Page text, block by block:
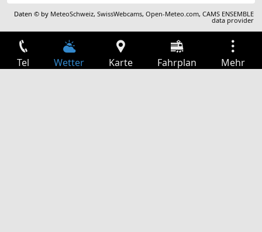
Daten © by MeteoSchweiz,SwissWebcams,Open-Meteo.com,CAMS ENSEMBLE
data provider
Tel Wetter Karte Fahrplan Mehr